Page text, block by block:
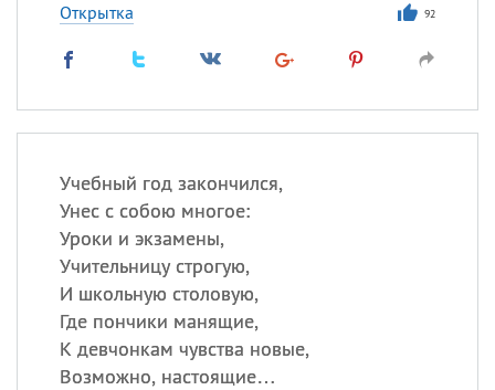
Открытка 92
Учебный год закончился,
Унес с собою многое:
Уроки и экзамены,
Учительницу строгую,
И школьную столовую,
Где пончики манящие,
К девчонкам чувства новые,
Возможно, настоящие…